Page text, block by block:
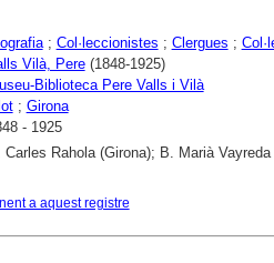
; Col·leccionistes ; Clergues ;
Vilà, Pere(1848-1925)
Biblioteca Pere Valls i Vilà
; Girona
- 1925
Carles Rahola (Girona); B. Marià Vayreda
a aquest registre